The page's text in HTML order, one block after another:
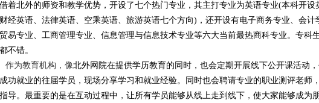
着北外的师资和教学优势，开设了七个热门专业，其主打专业为英语专业(本科开
经英语、法律英语、空乘英语、旅游英语七个方向)，还开设有电子商务专业、 会计
易专业、 工商管理专业、 信息管理与信息技术专业等六大当前最热商科专业。专科
不错。
为教育机构，像北外网院在提供学历教育的同时，也会定期开展线下公开课活动
功就业的往届学员，现场分享学习和就业经验。同时也会聘请专业的职业测评老师
导。最重要的是在互动过程中，让所有学员能够从线上走到线下，使大家能够成为